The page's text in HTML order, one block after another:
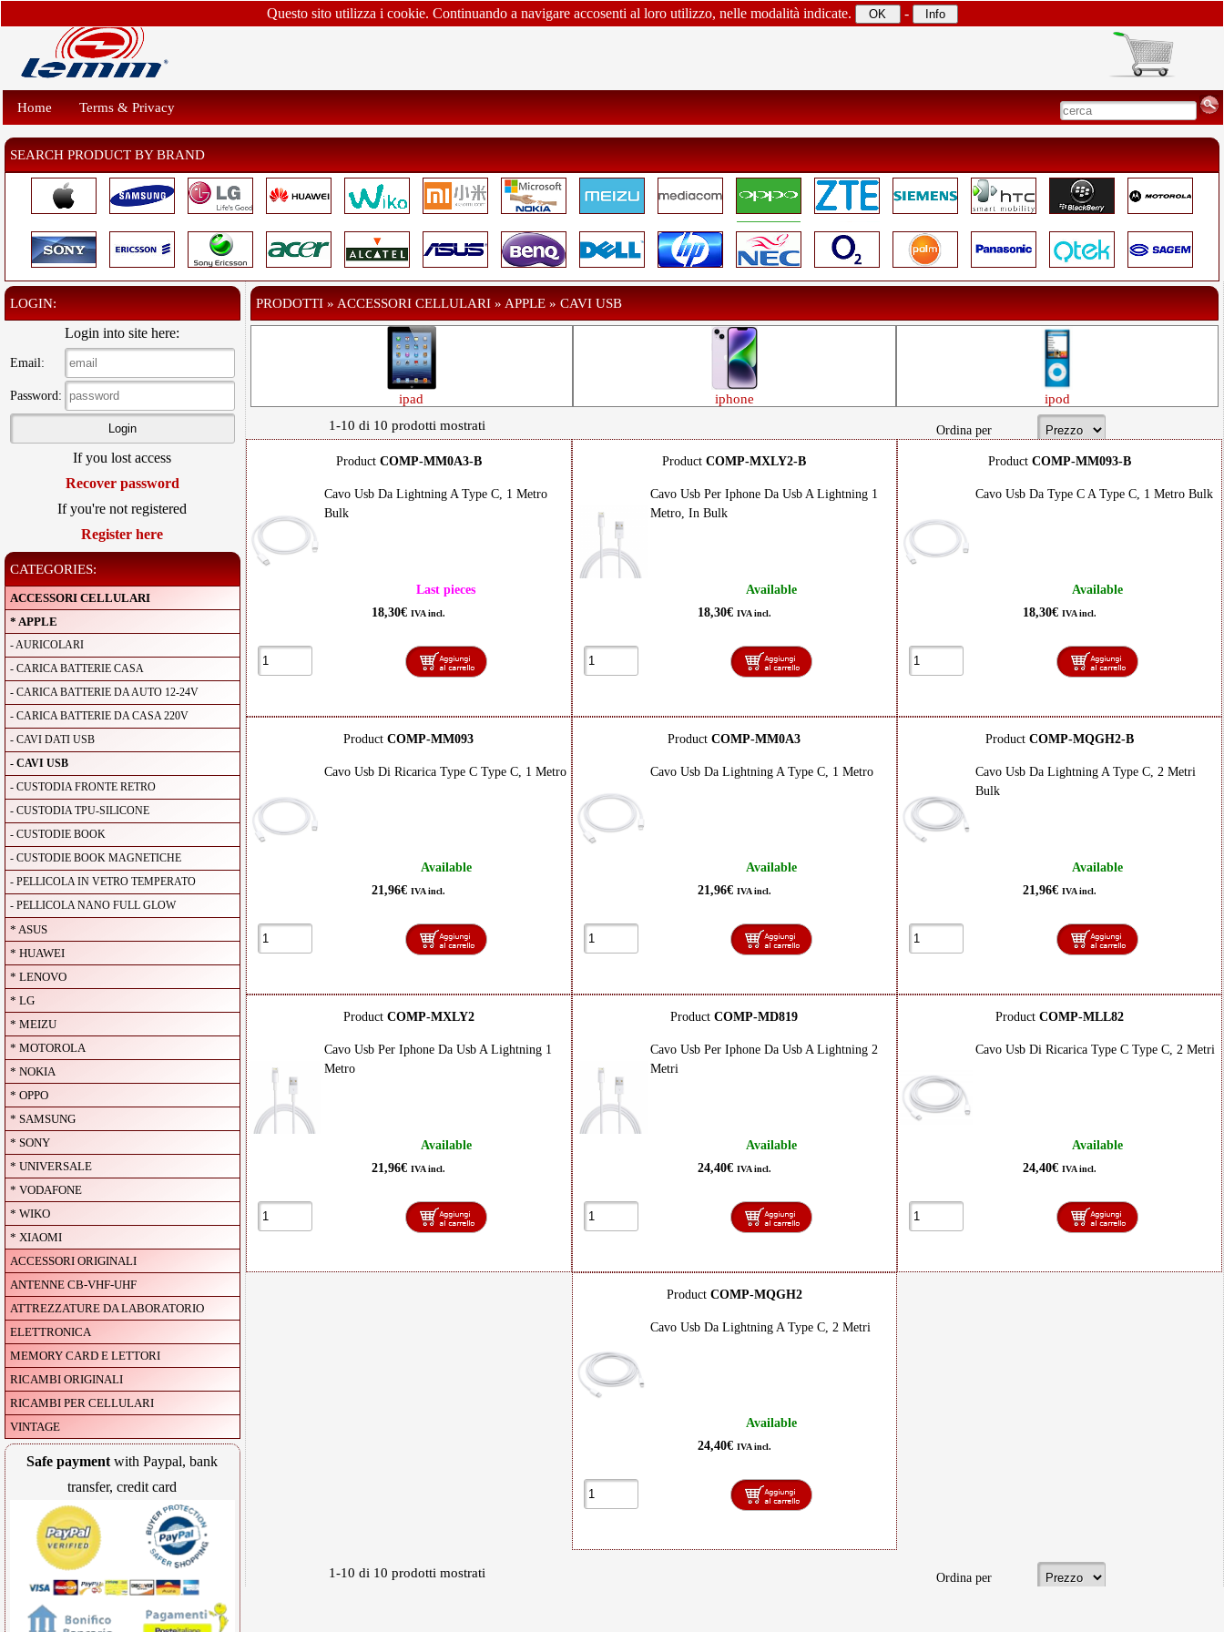
Home Terms & Privacy
SEARCH PRODUCT BY BRAND
LOGIN:
Login into site here:
Email:
Password:
If you lost access
Recover password
If you're not registered
Register here
CATEGORIES:
ACCESSORI CELLULARI
* APPLE
- AURICOLARI
- CARICA BATTERIE CASA
- CARICA BATTERIE DA AUTO 12-24V
- CARICA BATTERIE DA CASA 220V
- CAVI DATI USB
- CAVI USB
- CUSTODIA FRONTE RETRO
- CUSTODIA TPU-SILICONE
- CUSTODIE BOOK
- CUSTODIE BOOK MAGNETICHE
- PELLICOLA IN VETRO TEMPERATO
- PELLICOLA NANO FULL GLOW
* ASUS
* HUAWEI
* LENOVO
* LG
* MEIZU
* MOTOROLA
* NOKIA
* OPPO
* SAMSUNG
* SONY
* UNIVERSALE
* VODAFONE
* WIKO
* XIAOMI
ACCESSORI ORIGINALI
ANTENNE CB-VHF-UHF
ATTREZZATURE DA LABORATORIO
ELETTRONICA
MEMORY CARD E LETTORI
RICAMBI ORIGINALI
RICAMBI PER CELLULARI
VINTAGE
Safe payment with Paypal, bank
transfer, credit card
PRODOTTI » ACCESSORI CELLULARI » APPLE » CAVI USB
ipad iphone
ipod
1-10 di 10 prodotti mostrati
Ordina per
Product COMP-MM0A3-B
Cavo Usb Da Lightning A Type C, 1 Metro
Bulk
Last pieces
18,30€IVA incl.
ProductCOMP-MXLY2-B
Cavo Usb Per Iphone Da Usb A Lightning 1
Metro, In Bulk
Available
18,30€ IVA incl.
ProductCOMP-MM093-B
Cavo Usb Da Type C A Type C, 1 Metro Bulk
Available
18,30€IVA incl.
ProductCOMP-MM093
Cavo Usb Di Ricarica Type C Type C, 1 Metro
Available
21,96€IVA incl.
ProductCOMP-MM0A3
Cavo Usb Da Lightning A Type C, 1 Metro
Available
21,96€ IVA incl.
ProductCOMP-MQGH2-B
Cavo Usb Da Lightning A Type C, 2 Metri
Bulk
Available
21,96€IVA incl.
Product COMP-MXLY2
Cavo Usb Per Iphone Da Usb A Lightning 1
Metro
Available
21,96€IVA incl.
ProductCOMP-MD819
Cavo Usb Per Iphone Da Usb A Lightning 2
Metri
Available
24,40€ IVA incl.
ProductCOMP-MLL82
Cavo Usb Di Ricarica Type C Type C, 2 Metri
Available
24,40€IVA incl.
Product COMP-MQGH2
Cavo Usb Da Lightning A Type C, 2 Metri
Available
24,40€ IVA incl.
1-10 di 10 prodotti mostrati Ordina per
Questo sito utilizza i cookie. Continuando a navigare accosenti al loro utilizzo, nelle modalità indicate. -